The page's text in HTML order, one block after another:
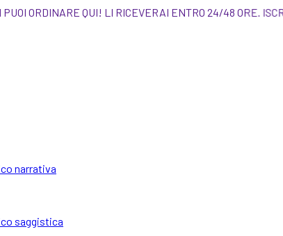
PUOI ORDINARE QUI! LI RICEVERAI
narrativa
saggistica